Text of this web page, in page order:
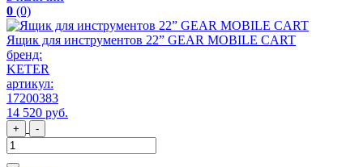
0 (0)
Ящик для инструментов 22” GEAR MOBILE CART
бренд:
KETER
артикул:
17200383
14 520 руб.
+ -